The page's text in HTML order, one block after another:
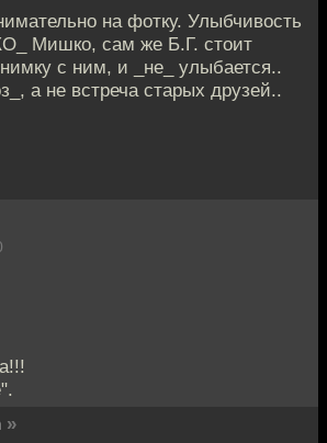
на фотку. Улыбчивость
Мишко, сам же Б.Г. стоит
с ним, и _не_ улыбается..
а не встреча старых друзей..
»